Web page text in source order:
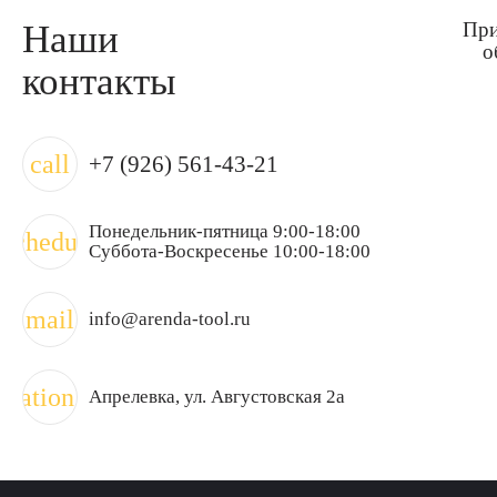
Наши
контакты
call +7 (926) 561-43-21
scheduleПонедельник-пятница 9:00-18:00
Суббота-Воскресенье 10:00-18:00
mail info@arenda-tool.ru
Апрелевка, ул. Августовская 2а